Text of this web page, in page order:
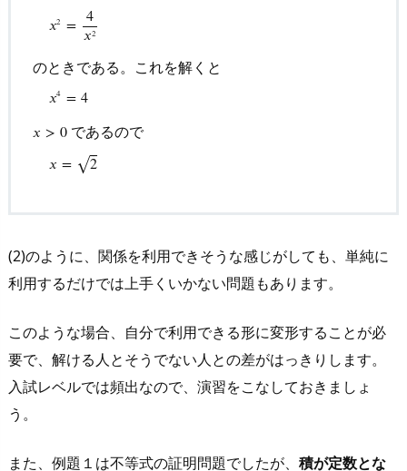
𝑥2 = 4
𝑥2
のときである。これを解くと
𝑥4 = 4
𝑥 > 0 であるので
𝑥 = 2
⎯⎯
√
x+ 1x )(x+
(2)のように、関係を利用できそうな感じがしても、単純に
利用するだけでは上手くいかない問題もあります。
このような場合、自分で利用できる形に変形することが必
要で、解ける人とそうでない人との差がはっきりします。
入試レベルでは頻出なので、演習をこなしておきましょ
う。
また、例題１は不等式の証明問題でしたが、 積が定数とな